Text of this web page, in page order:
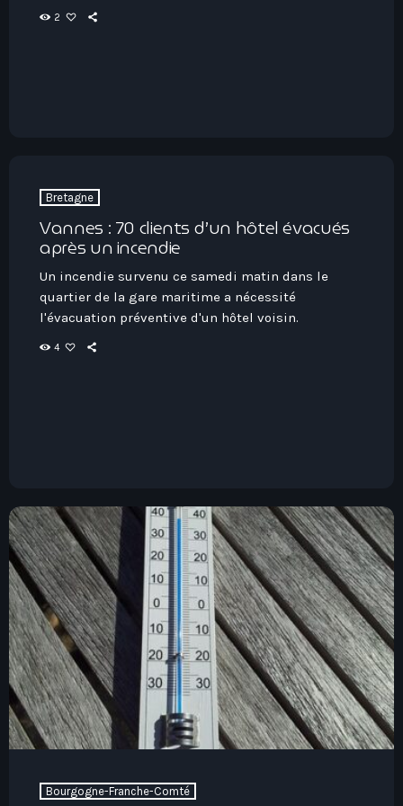
2
Bretagne
Vannes : 70 clients d’un hôtel évacués
après un incendie
Un incendie survenu ce samedi matin dans le
quartier de la gare maritime a nécessité
l'évacuation préventive d'un hôtel voisin.
4
Bourgogne-Franche-Comté